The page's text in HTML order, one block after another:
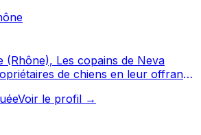
(Rhône), Les copains de Neva
de chiens en leur offrant
et contactez-le directement
Voir le profil →